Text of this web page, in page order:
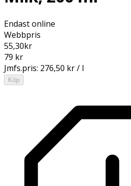
Endast online
Webbpris
55,30kr
79 kr
Jmfs.pris: 276,50 kr / l
Köp